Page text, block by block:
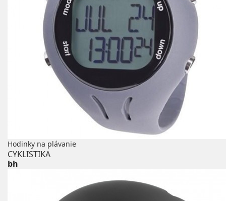
Hodinky na plávanie
CYKLISTIKA
bh